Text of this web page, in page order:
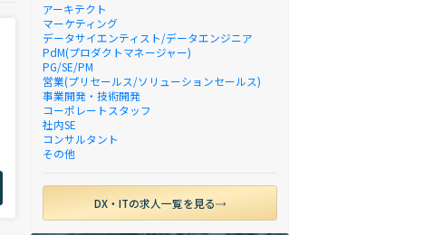
アーキテクト
マーケティング
データサイエンティスト/データエンジニア
PdM(プロダクトマネージャー)
PG/SE/PM
営業(プリセールス/ソリューションセールス)
事業開発・技術開発
コーポレートスタッフ
社内SE
コンサルタント
その他
DX・ITの求人一覧を見る